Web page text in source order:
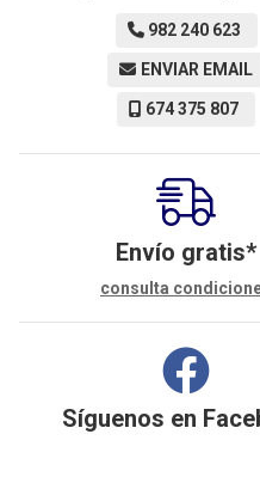
982 240 623
ENVIAR EMAIL
674 375 807
Envío gratis*
consulta
Síguenos en